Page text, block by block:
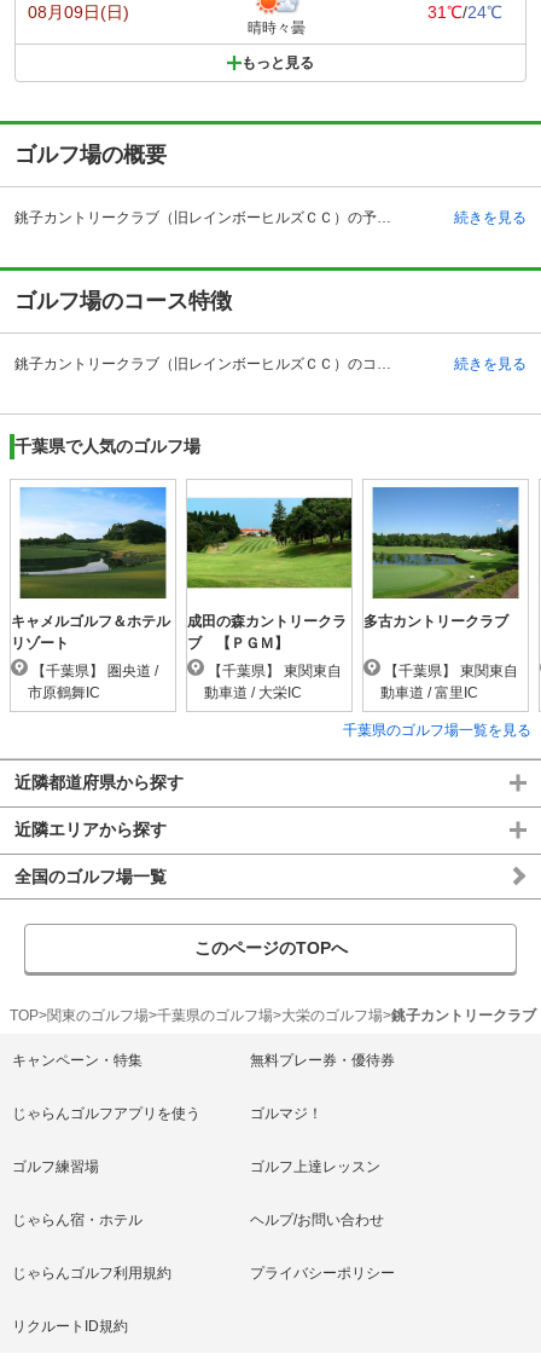
08月09日(日)
晴時々曇
31℃/24℃
もっと見る
ゴルフ場の概要
銚子カントリークラブ（旧レインボーヒルズＣＣ）の予約ならじゃらんゴルフ。カートの有無や利用税、キャンセル料、ナイター設備、駐車場などのコース情報はもちろん、口コミ、フォトギャラリーなどコースの難易度や攻略に役立つ情報充実、予約する度にポイントが貯まるのでお得にゴルフをお楽しみ頂けます。 銚子カントリークラブ（旧レインボーヒルズＣＣ）は、松林に囲まれたフラットなコースにホテルが併設され、ゴルフを楽しむだけでなくリゾート気分も味わえる千葉県銚子市諸持町にあるゴルフ場です。冬は暖かく、夏は海風が涼しい場所で多彩な表情と個性を持った3コースでゴルフの醍醐味と繊細さを堪能することができます。1974年9月和泉一介、和泉道生の設計によって作られ、27ホール、パー108、丘陵形状のコースで、グリーンは1ベント、1コーライです。東関東自動車道大栄インターチェンジより東総有料道路経由で25キロメートル約40分です。電車利用の場合、JR成田線下総豊里駅より5分、JR総武線旭駅より20分です。また、東京駅、浜松町より高速バスの利用も可能です。宿泊プランなど多彩なパックが用意され、予算や目的に合ったプランを選ぶ事ができます。 続きを見る
ゴルフ場のコース特徴
銚子カントリークラブ（旧レインボーヒルズＣＣ）のコースは、緩やかな起伏と松林で区切られた丘陵コースです。EAST（松の木）コース、WEST（さざんか）コース、NORTH（椎木）コースの3つのコースがあります。EAST（松の木）コースは、ミドルホールの2、6番は距離が長めでバンカーもあり攻めと守りの判断が求められる難しいホールです。WEST（さざんか）コースは、起伏がありショットを十分考慮した狙いと攻めの判断を求められるコースです。NORTH（椎木）コースは、椎の巨木を始め自然林をそのまま残したコースです。距離は比較的短いですが、正確なショットが必要となるコースです。コース全体としては、戦略的で上級者も楽しめ、また短い距離も多く、フェアウェイは広いので、ハイスコアが期待できるコースなのでゴルフ初心者の方や女性も楽しめるコースです。 続きを見る
千葉県で人気のゴルフ場
キャメルゴルフ＆ホテル
リゾート
市原鶴舞IC
成田の森カントリークラ
ブ 【ＰＧＭ】
動車道 / 大栄IC
多古カントリークラブ
動車道 / 富里IC
千葉県のゴルフ場一覧を見る
近隣都道府県から探す
近隣エリアから探す
全国のゴルフ場一覧
このページのTOPへ
TOP 関東のゴルフ場 千葉県のゴルフ場 大栄のゴルフ場 銚子カントリークラ
キャンペーン・特集 無料プレー券・優待券
じゃらんゴルフアプリを使う ゴルマジ！
ゴルフ練習場 ゴルフ上達レッスン
じゃらん宿・ホテル ヘルプ/お問い合わせ
じゃらんゴルフ利用規約 プライバシーポリシー
リクルートID規約